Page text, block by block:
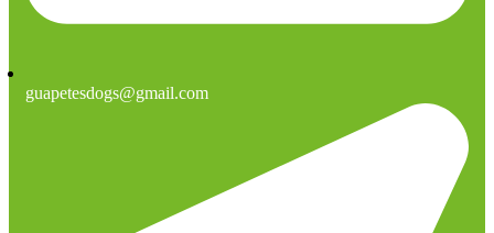
guapetesdogs@gmail.com